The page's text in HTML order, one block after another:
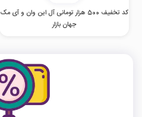
کد تخفیف 500 هزار تومانی آل این وان و آی مک
جهان بازار